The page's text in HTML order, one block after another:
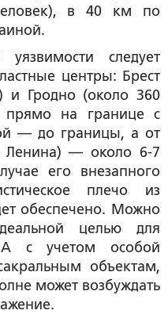
в 40 км по
следует
центры: Брест
и Гродно (около 360
на границе с
— до границы, а от
Ленина) — около 6-7
его внезапного
плечо из
обеспечено. Можно
целью для
А с учетом особой
объектам,
может возбуждать